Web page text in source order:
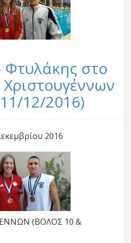
στο
Χριστουγέννων
12/2016)
2016
(ΒΟΛΟΣ 10 &